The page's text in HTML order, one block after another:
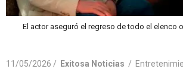
El actor aseguró el regreso de todo el elenco
11/05/2026 / Exitosa Noticias /